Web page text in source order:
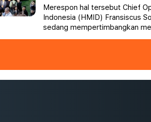
Merespon hal tersebut Chief
Indonesia (HMID) Fransiscus
sedang mempertimbangkan
Tanah Air. Hanya saja, Hyundai